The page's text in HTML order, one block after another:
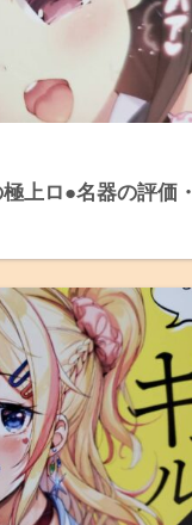
上ロ●名器の評価・